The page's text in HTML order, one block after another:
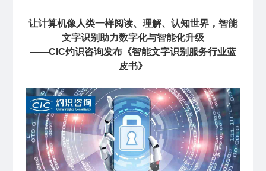
让计算机像人类一样阅读、理解、认知世界，智能
文字识别助力数字化与智能化升级
——CIC灼识咨询发布《智能文字识别服务行业蓝
皮书》